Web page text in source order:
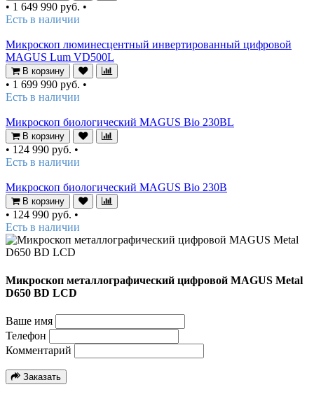
• 1 649 990 руб. •
Есть в наличии
Микроскоп люминесцентный инвертированный цифровой
MAGUS Lum VD500L
В корзину
• 1 699 990 руб. •
Есть в наличии
Микроскоп биологический MAGUS Bio 230BL
В корзину
• 124 990 руб. •
Есть в наличии
Микроскоп биологический MAGUS Bio 230B
В корзину
• 124 990 руб. •
Есть в наличии
Микроскоп металлографический цифровой MAGUS Metal
D650 BD LCD
Ваше имя
Телефон
Комментарий
Заказать